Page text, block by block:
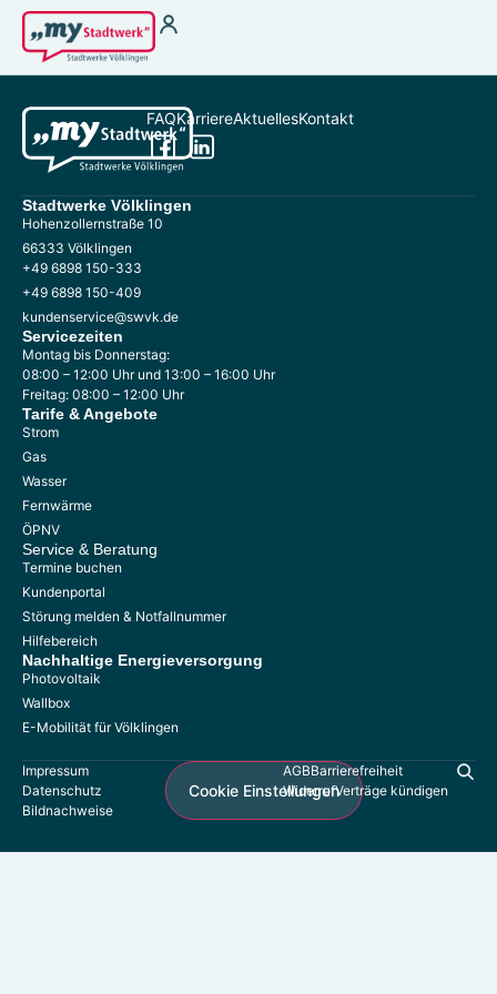
Strom
Strom zu Börsenpreisen
Heizstrom
Ladestrom
Stromkennzeichung
Gas
Fernwärme
Vermieter
THG-Quoten
Kundenservice
Terminbuchung
Hilfebereich
Energiespartipps
Energieausweis
Zählerablesung
FAQ
Kontakt
Umzugsservice
Formulare
Kontakt
Photovoltaik
Referenzen
Wallboxen
E-Mobilität für Völklingen
FAQKarriereAktuellesKontakt
Stadtwerke Völklingen
Hohenzollernstraße 10
66333 Völklingen
+49 6898 150-333
+49 6898 150-409
kundenservice@swvk.de
Servicezeiten
Montag bis Donnerstag:
08:00 – 12:00 Uhr und 13:00 – 16:00 Uhr
Freitag: 08:00 – 12:00 Uhr
Tarife & Angebote
Strom
Gas
Wasser
Fernwärme
ÖPNV
Service & Beratung
Termine buchen
Kundenportal
Störung melden & Notfallnummer
Hilfebereich
Nachhaltige Energieversorgung
Photovoltaik
Wallbox
E-Mobilität für Völklingen
Impressum
Datenschutz
Bildnachweise
Cookie Einstellungen
AGBBarrierefreiheit
WiderrufVerträge kündigen